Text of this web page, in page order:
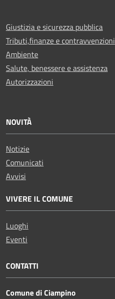
Giustizia e sicurezza pubblica
Tributi,finanze e contravvenzioni
Ambiente
Salute, benessere e assistenza
Autorizzazioni
NOVITÀ
Notizie
Comunicati
Avvisi
VIVERE IL COMUNE
Luoghi
Eventi
CONTATTI
Comune di Ciampino